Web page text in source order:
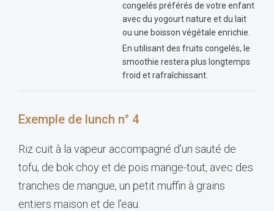
congelés préférés de votre enfant
avec du yogourt nature et du lait
ou une boisson végétale enrichie.
En utilisant des fruits congelés, le
smoothie restera plus longtemps
froid et rafraîchissant.
Exemple de lunch n° 4
Riz cuit à la vapeur accompagné d’un sauté de
tofu, de bok choy et de pois mange-tout, avec des
tranches de mangue, un petit muffin à grains
entiers maison et de l’eau.